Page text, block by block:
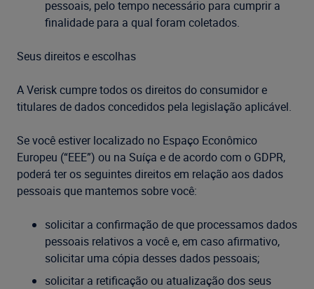
pessoais, pelo tempo necessário para cumprir a
finalidade para a qual foram coletados.
Seus direitos e escolhas
A Verisk cumpre todos os direitos do consumidor e
titulares de dados concedidos pela legislação aplicável.
Se você estiver localizado no Espaço Econômico
Europeu (“EEE”) ou na Suíça e de acordo com o GDPR,
poderá ter os seguintes direitos em relação aos dados
pessoais que mantemos sobre você:
solicitar a confirmação de que processamos dados
pessoais relativos a você e, em caso afirmativo,
solicitar uma cópia desses dados pessoais;
solicitar a retificação ou atualização dos seus